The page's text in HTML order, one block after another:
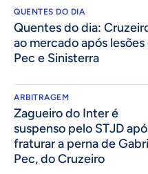
QUENTES DO DIA
Quentes do dia:
ao mercado após lesões
Pec e Sinisterra
ARBITRAGEM
Zagueiro do Inter é
suspenso pelo STJD
fraturar a perna de
Pec, do Cruzeiro